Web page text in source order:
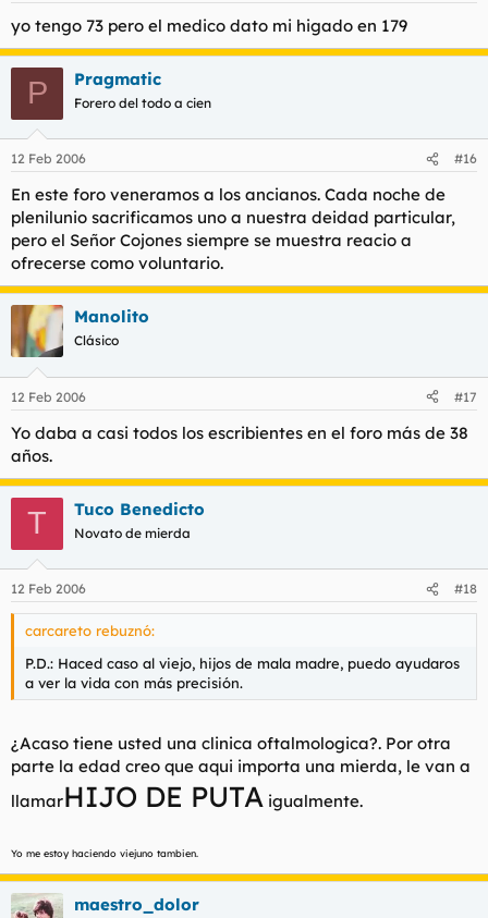
yo tengo 73 pero el medico dato mi higado en 179
P Pragmatic
Forero del todo a cien
12 Feb 2006 #16
En este foro veneramos a los ancianos. Cada noche de
plenilunio sacrificamos uno a nuestra deidad particular,
pero el Señor Cojones siempre se muestra reacio a
ofrecerse como voluntario.
Manolito
Clásico
12 Feb 2006 #17
Yo daba a casi todos los escribientes en el foro más de 38
años.
T Tuco Benedicto
Novato de mierda
12 Feb 2006 #18
carcareto rebuznó:
P.D.: Haced caso al viejo, hijos de mala madre, puedo ayudaros
a ver la vida con más precisión.
¿Acaso tiene usted una clinica oftalmologica?. Por otra
parte la edad creo que aqui importa una mierda, le van a
llamarHIJO DE PUTA igualmente.
Yo me estoy haciendo viejuno tambien.
maestro_dolor